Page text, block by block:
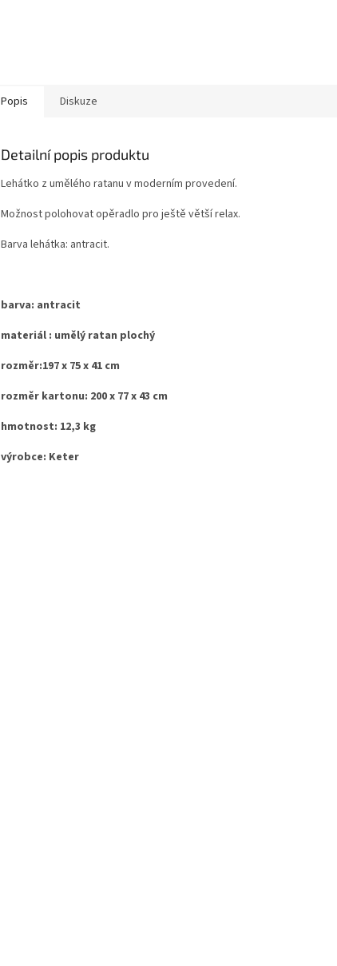
Popis Diskuze
Detailní popis produktu
Lehátko z umělého ratanu v moderním provedení.
Možnost polohovat opěradlo pro ještě větší relax.
Barva lehátka: antracit.
barva: antracit
materiál : umělý ratan plochý
rozměr:197 x 75 x 41 cm
rozměr kartonu: 200 x 77 x 43 cm
hmotnost: 12,3 kg
výrobce: Keter